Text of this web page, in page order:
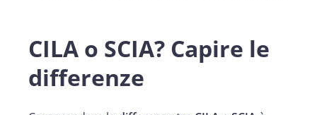
CILA o SCIA? Capire le
differenze